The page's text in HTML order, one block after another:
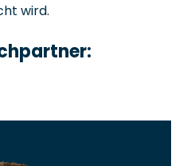
wird.